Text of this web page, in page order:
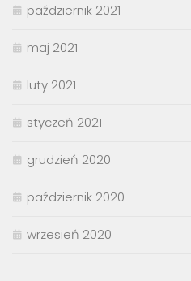
październik 2021
maj 2021
luty 2021
styczeń 2021
grudzień 2020
październik 2020
wrzesień 2020